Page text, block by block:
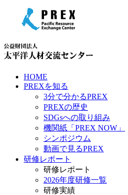
HOME
PREXを知る
3分で分かるPREX
PREXの歴史
SDGsへの取り組み
機関紙「PREX NOW」
シンポジウム
動画で見るPREX
研修レポート
研修レポート
2026年度研修一覧
研修実績